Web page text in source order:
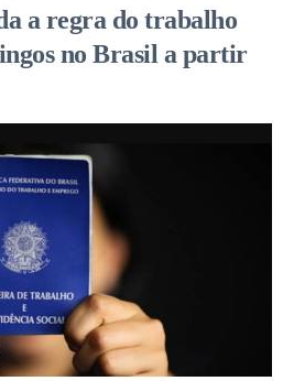
a regra do trabalho
no Brasil a partir